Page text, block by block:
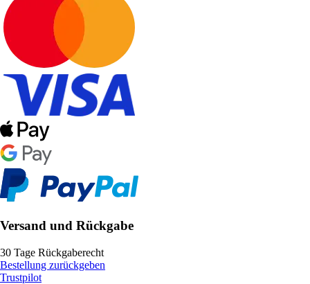
Versand und Rückgabe
30 Tage Rückgaberecht
Bestellung zurückgeben
Trustpilot